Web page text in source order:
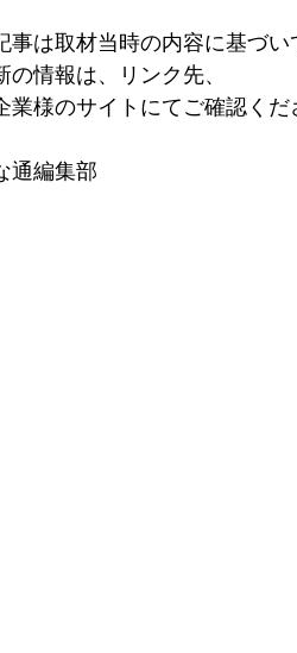
事は取材当時の内容に基づい
の情報は、リンク先、
業様のサイトにてご確認くだ
通編集部